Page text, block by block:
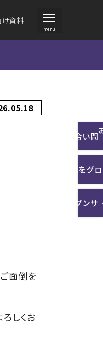
資料
menu
カ
面倒を
しくお